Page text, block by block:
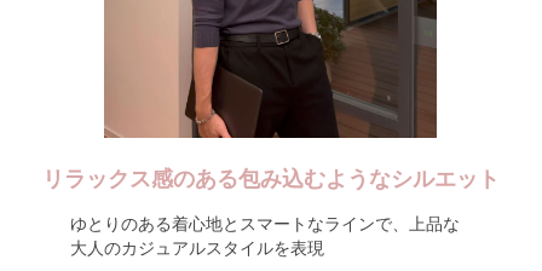
リラックス感のある包み込むようなシルエット
ゆとりのある着心地とスマートなラインで、上品な
大人のカジュアルスタイルを表現